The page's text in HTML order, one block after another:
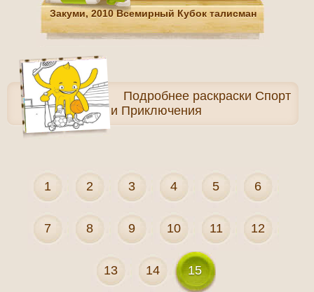
Закуми, 2010 Всемирный Кубок талисман
Подробнее раскраски Спорт
и Приключения
1 2 3 4 5 6
7 8 9 10 11 12
13 14 15